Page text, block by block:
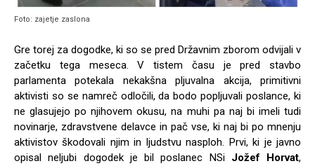
Foto: zajetje zaslona
Gre torej za dogodke, ki so se pred Državnim zborom odvijali v
začetku tega meseca. V tistem času je pred stavbo
parlamenta potekala nekakšna pljuvalna akcija, primitivni
aktivisti so se namreč odločili, da bodo popljuvali poslance, ki
ne glasujejo po njihovem okusu, na muhi pa naj bi imeli tudi
novinarje, zdravstvene delavce in pač vse, ki naj bi po mnenju
aktivistov škodovali njim in ljudstvu nasploh. Prvi, ki je javno
opisal neljubi dogodek je bil poslanec NSi Jožef Horvat,